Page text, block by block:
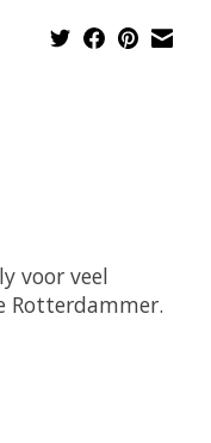
voor veel
Rotterdammer.